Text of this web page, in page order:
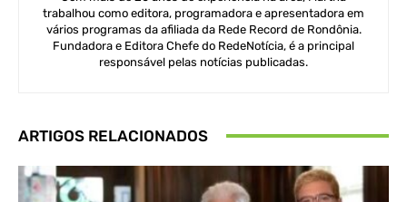
trabalhou como editora, programadora e apresentadora em
vários programas da afiliada da Rede Record de Rondônia.
Fundadora e Editora Chefe do RedeNotícia, é a principal
responsável pelas notícias publicadas.
ARTIGOS RELACIONADOS